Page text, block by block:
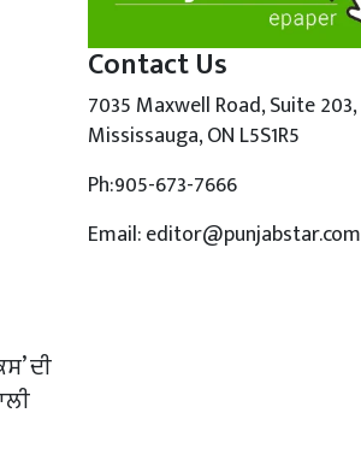
ਦੀ
Contact Us
7035 Maxwell Road, Suite 203,
Mississauga, ON L5S1R5
Ph:905-673-7666
Email: editor@punjabstar.com